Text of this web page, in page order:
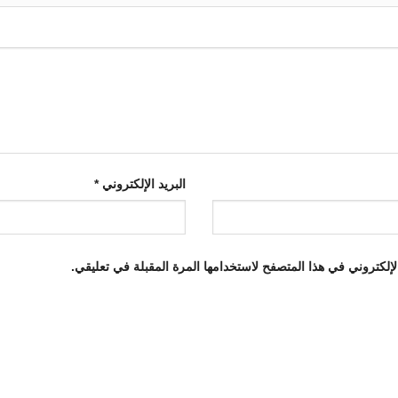
البريد الإلكتروني*
في هذا المتصفح لاستخدامها المرة المقبلة في تعليقي.